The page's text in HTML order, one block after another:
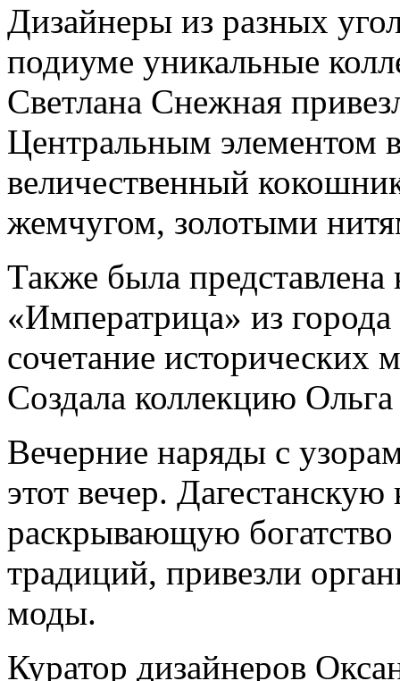
Дизайнеры из разных
подиуме уникальные
Светлана Снежная
Центральным элементом
величественный
жемчугом, золотыми
Также была представлена
«Императрица» из
сочетание исторических
Создала коллекцию
Вечерние наряды с
этот вечер.
раскрывающую богатство
традиций, привезли
моды.
Куратор дизайнеров